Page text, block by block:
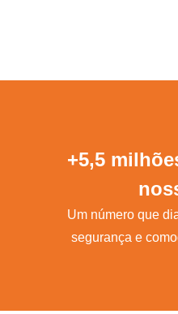
+5,5
Um número que
segurança e